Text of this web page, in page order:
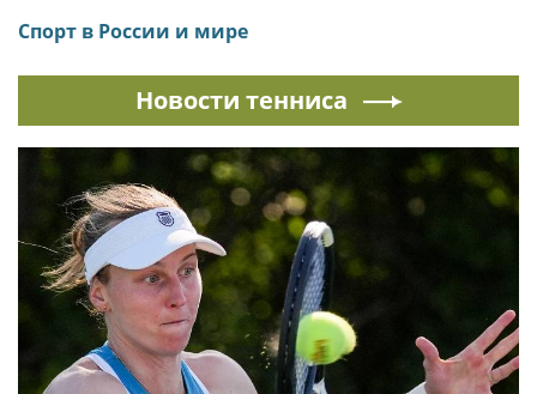
Спорт в России и мире
Новости тенниса